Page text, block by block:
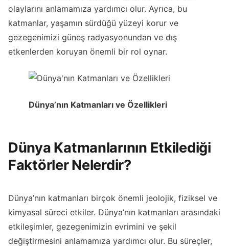
olaylarını anlamamıza yardımcı olur. Ayrıca, bu
katmanlar, yaşamın sürdüğü yüzeyi korur ve
gezegenimizi güneş radyasyonundan ve dış
etkenlerden koruyan önemli bir rol oynar.
Dünya’nın Katmanları ve Özellikleri
Dünya Katmanlarının Etkilediği
Faktörler Nelerdir?
Dünya’nın katmanları birçok önemli jeolojik, fiziksel ve
kimyasal süreci etkiler. Dünya’nın katmanları arasındaki
etkileşimler, gezegenimizin evrimini ve şekil
değiştirmesini anlamamıza yardımcı olur. Bu süreçler,